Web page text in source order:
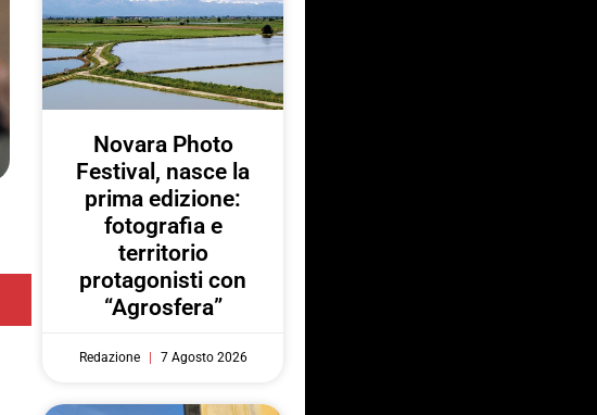
Novara Photo
Festival, nasce la
prima edizione:
fotografia e
territorio
protagonisti con
“Agrosfera”
Redazione 7 Agosto 2026